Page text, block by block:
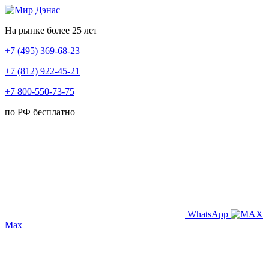
На рынке более 25 лет
+7 (495) 369-68-23
+7 (812) 922-45-21
+7 800-550-73-75
по РФ бесплатно
WhatsApp
Max